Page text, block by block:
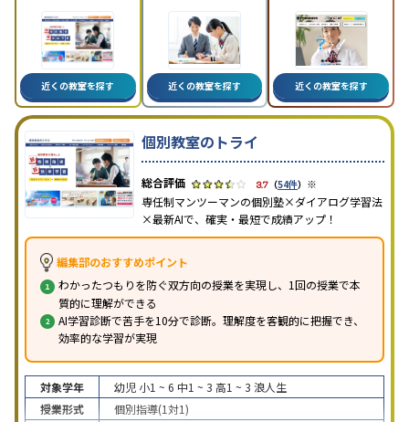
近くの教室を探す 近くの教室を探す 近くの教室を探す
個別教室のトライ
3.7 （54件） ※
専任制マンツーマンの個別塾×ダイアログ学習法
×最新AIで、確実・最短で成績アップ！
編集部のおすすめポイント
わかったつもりを防ぐ双方向の授業を実現し、1回の授業で本
質的に理解ができる
AI学習診断で苦手を10分で診断。理解度を客観的に把握でき、
効率的な学習が実現
対象学年 幼児 小1 ~ 6 中1 ~ 3 高1 ~ 3 浪人生
授業形式
個別指導(1対1)